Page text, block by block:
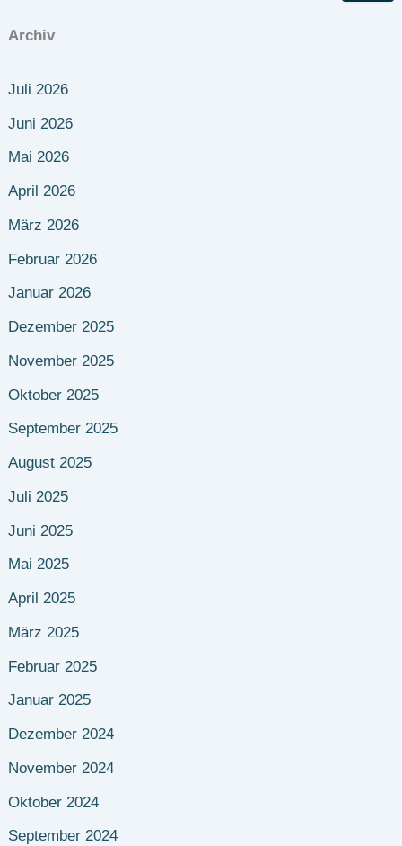
Archiv
Juli 2026
Juni 2026
Mai 2026
April 2026
März 2026
Februar 2026
Januar 2026
Dezember 2025
November 2025
Oktober 2025
September 2025
August 2025
Juli 2025
Juni 2025
Mai 2025
April 2025
März 2025
Februar 2025
Januar 2025
Dezember 2024
November 2024
Oktober 2024
September 2024